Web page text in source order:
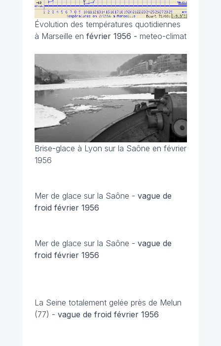
Évolution des températures quotidiennes
à Marseille en février 1956 - meteo-climat
Brise-glace à Lyon sur la Saône en février
1956
Mer de glace sur la Saône - vague de
froid février 1956
Mer de glace sur la Saône - vague de
froid février 1956
La Seine totalement gelée près de Melun
(77) - vague de froid février 1956